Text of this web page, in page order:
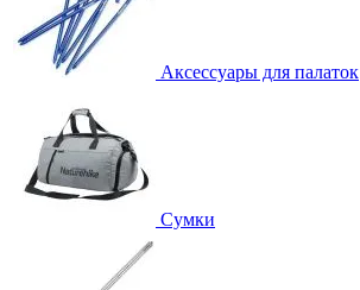
Аксессуары для палаток
Сумки